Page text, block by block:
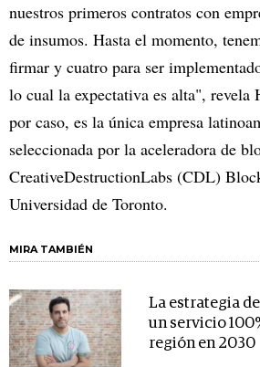
nuestros primeros contratos con
de insumos. Hasta el momento,
firmar y cuatro para ser
lo cual la expectativa es alta", revela
por caso, es la única empresa
seleccionada por la aceleradora de
CreativeDestructionLabs (CDL)
Universidad de Toronto.
MIRA TAMBIÉN
La estrategia
un servicio
región en 2030